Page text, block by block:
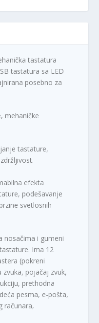
tastatura
tastatura sa LED
posebno za
mehaničke
tastature,
efekta
podešavanje
svetlosnih
nosačima i gumeni
Ima 12
(pokreni
pojačaj zvuk,
prethodna
pesma, e-pošta,
računara,